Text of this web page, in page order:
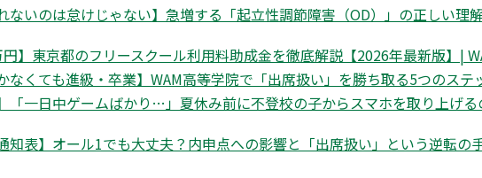
ないのは怠けじゃない】急増する「起立性調節障害（OD）」の正しい理
円】東京都のフリースクール利用料助成金を徹底解説【2026年最新版】|
なくても進級・卒業】WAM高等学院で「出席扱い」を勝ち取る5つのス
「一日中ゲームばかり…」夏休み前に不登校の子からスマホを取り上げ
知表】オール1でも大丈夫？内申点への影響と「出席扱い」という逆転の